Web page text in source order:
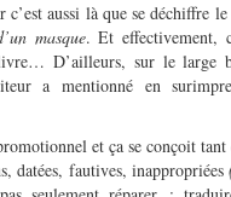
c’est aussi là que se déchiffre
masque. Et effectivement,
D’ailleurs, sur le large
a mentionné en
et ça se conçoit
datées, fautives, inappropriées